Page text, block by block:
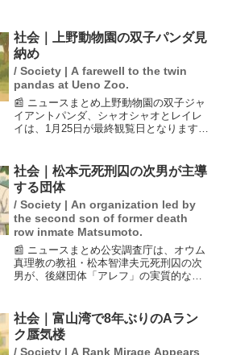
社会｜上野動物園の双子パンダ見
納め
/ Society | A farewell to the twin
pandas at Ueno Zoo.
📰 ニュースまとめ上野動物園の双子ジャ
イアントパンダ、シャオシャオとレイレ
イは、1月25日が最終観覧日となります。
た。現役職員たちが語る秘話が、1月24日
の番組『サタデ...
社会｜松本元死刑囚の次男が主導
する団体
/ Society | An organization led by
the second son of former death
row inmate Matsumoto.
📰 ニュースまとめ公安調査庁は、オウム
真理教の教祖・松本智津夫元死刑囚の次
男が、後継団体「アレフ」の実質的な指
材にも応じているが、その発言は社会に
危険を及ぼす可能性が...
社会｜富山湾で8年ぶりのAラン
ク蜃気楼
/ Society | A Rank Mirage Appears